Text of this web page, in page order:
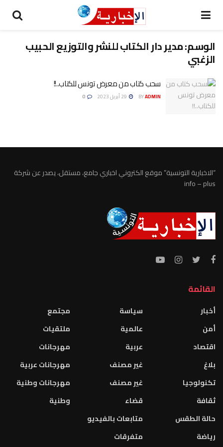
الوسم:مدير دار الكتاب للنشر والتوزيع الحبيب
الزغبي
سحب كتاب من معرض تونس للكتاب..!!
BYADMIN
“الاخبارية التونسية” موقع الكتروني اخباري جامع، مستقل، يصدر عن شركة
info – plus
القائمة
أخبار
أمن
اقتصاد
بلاغ
تكنولوجيا
ثقافة
حالة الطقس
رياضة
سياسة
عالمية
عربية
غير مصنف
غير مصنف
قضاء
متابعات بالفيديو
متفرقات
مجتمع
ملتقيات
مهرجانات
مهرجانات عربية
مهرجانات وطنية
وطنية